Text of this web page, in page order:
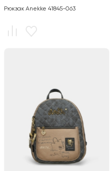
Рюкзак Anekke 41845-063